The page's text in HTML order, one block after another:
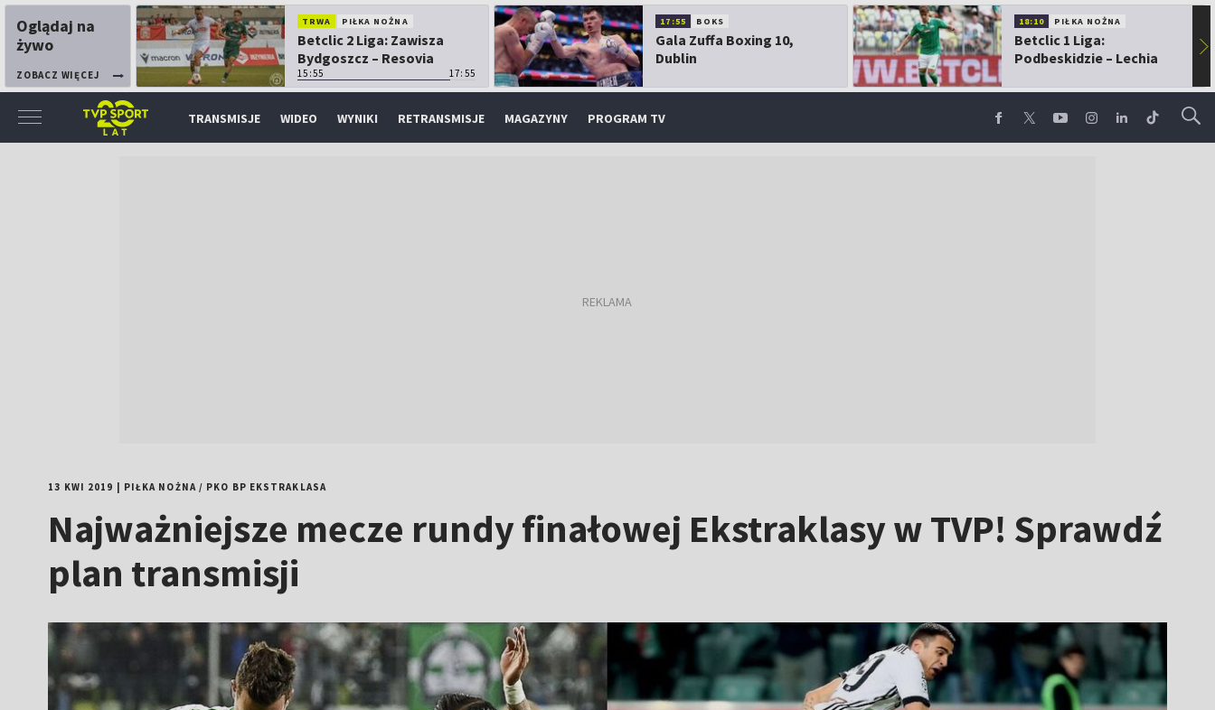
Oglądaj na
żywo
ZOBACZ WIĘCEJ
TRWA PIŁKA NOŻNA
Betclic 2 Liga: Zawisza
Bydgoszcz – Resovia
15:55 17:55
17:55 BOKS
Gala Zuffa Boxing 10,
Dublin
18:10 PIŁKA NOŻNA
Betclic 1 Liga:
Podbeskidzie – Lechia
▶
TRANSMISJE WIDEO WYNIKI RETRANSMISJE MAGAZYNY PROGRAM TV
13 KWI 2019 PIŁKA NOŻNA/ PKO BP EKSTRAKLASA
Najważniejsze mecze rundy finałowej Ekstraklasy w TVP! Sprawdź
plan transmisji